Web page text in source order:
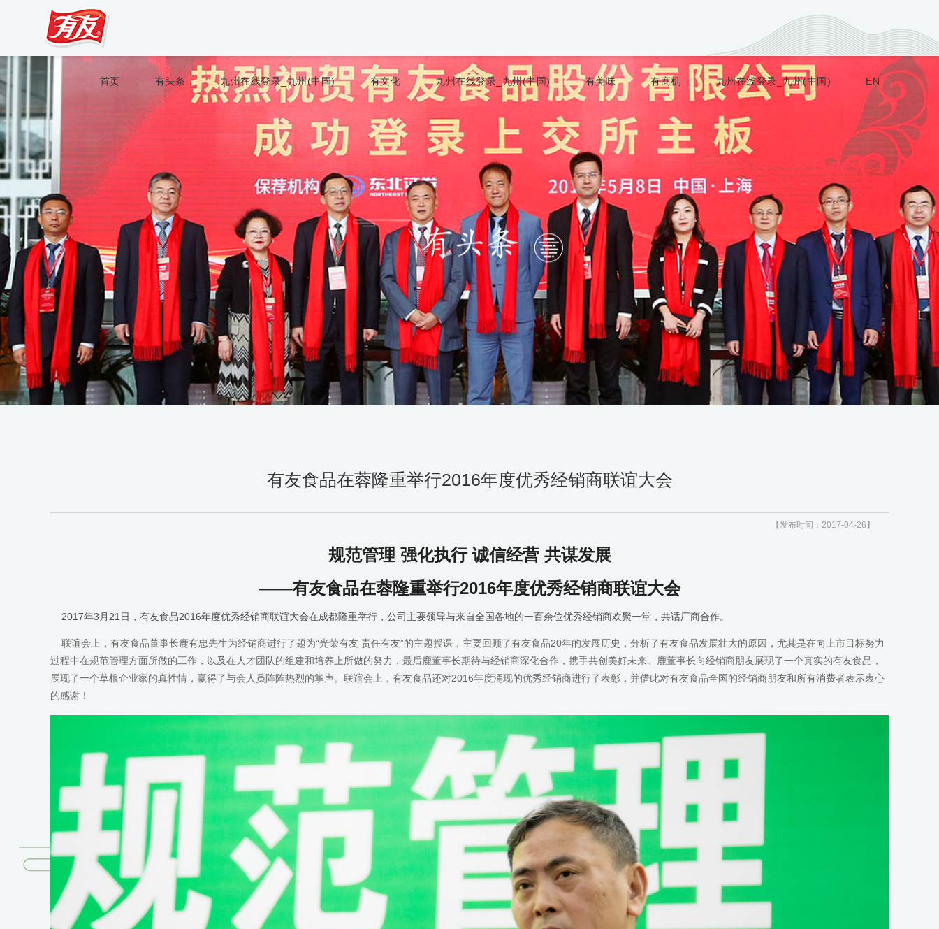
首页 有头条 九州在线登录_九州(中国) 有文化 九州在线登录_九州(中国) 有美味 有商机 九州在线登录_九州(中国) EN
有友食品在蓉隆重举行2016年度优秀经销商联谊大会
【发布时间：2017-04-26】
规范管理 强化执行 诚信经营 共谋发展
——有友食品在蓉隆重举行2016年度优秀经销商联谊大会
2017年3月21日，有友食品2016年度优秀经销商联谊大会在成都隆重举行，公司主要领导与来自全国各地的一百余位优秀经销商欢聚一堂，共话厂商合作。
联谊会上，有友食品董事长鹿有忠先生为经销商进行了题为“光荣有友 责任有友”的主题授课，主要回顾了有友食品20年的发展历史，分析了有友食品发展壮大的原因，尤其是在向上市目标努力
过程中在规范管理方面所做的工作，以及在人才团队的组建和培养上所做的努力，最后鹿董事长期待与经销商深化合作，携手共创美好未来。鹿董事长向经销商朋友展现了一个真实的有友食品，
展现了一个草根企业家的真性情，赢得了与会人员阵阵热烈的掌声。联谊会上，有友食品还对2016年度涌现的优秀经销商进行了表彰，并借此对有友食品全国的经销商朋友和所有消费者表示衷心
的感谢！